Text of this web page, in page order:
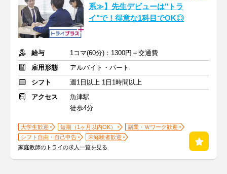
系≫】先生デビューは"トラ
イ"で！得意な1科目でOK◎
給与
1コマ(60分)：1300円＋交通費
雇用形態
アルバイト・パート
シフト
週1日以上 1日1時間以上
アクセス
魚津駅
徒歩4分
大学生歓迎 短期（1ヶ月以内OK）
副業・Ｗワーク歓迎
シフト自由・自己申告
未経験者歓迎
家庭教師のトライの求人一覧を見る